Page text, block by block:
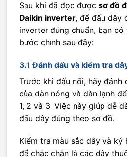
Sau khi đã đọc được sơ đồ
Daikin inverter, để đấu dây
inverter đúng chuẩn, bạn có
bước chính sau đây:
3.1 Đánh dấu và kiểm tra
Trước khi đấu nối, hãy đánh
của dàn nóng và dàn lạnh
1, 2 và 3. Việc này giúp dễ
đấu dây đúng theo sơ đồ.
Kiểm tra màu sắc dây và ký
để chắc chắn là các dây